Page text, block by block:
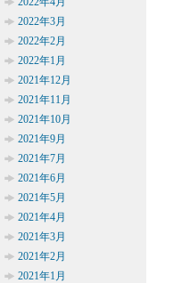
2022年3月
2022年2月
2022年1月
2021年12月
2021年11月
2021年10月
2021年9月
2021年7月
2021年6月
2021年5月
2021年4月
2021年3月
2021年2月
2021年1月